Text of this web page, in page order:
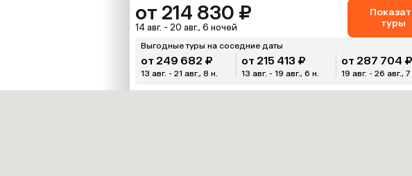
от 214 830 ₽
14 авг. - 20 авг., 6 ночей
туры
Выгодные туры на соседние даты
от 249 682 ₽
13 авг. - 21 авг., 8 н.
от 215 413 ₽
13 авг. - 19 авг., 6 н.
от 287 704
19 авг. - 26 авг., 7